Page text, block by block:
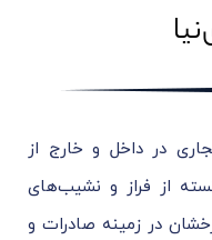
در داخل و خارج از
از فراز و نشیب‌های
در زمینه صادرات و